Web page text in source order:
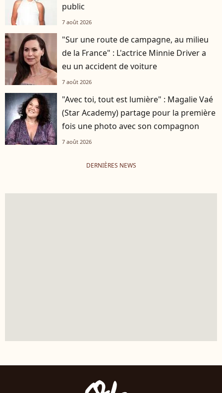
public
7 août 2026
"Sur une route de campagne, au milieu
de la France" : L'actrice Minnie Driver a
eu un accident de voiture
7 août 2026
"Avec toi, tout est lumière" : Magalie Vaé
(Star Academy) partage pour la première
fois une photo avec son compagnon
7 août 2026
DERNIÈRES NEWS